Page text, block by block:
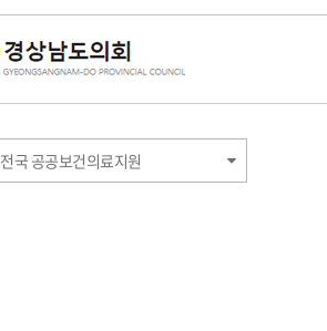
전국 공공보건의료지원